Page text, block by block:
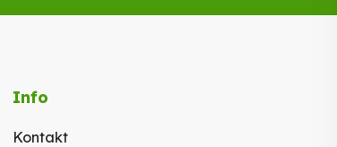
Info
Kontakt